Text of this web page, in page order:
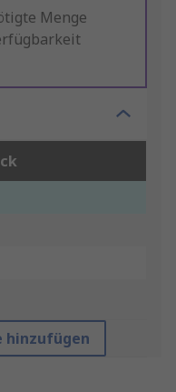
Menge
hinzufügen